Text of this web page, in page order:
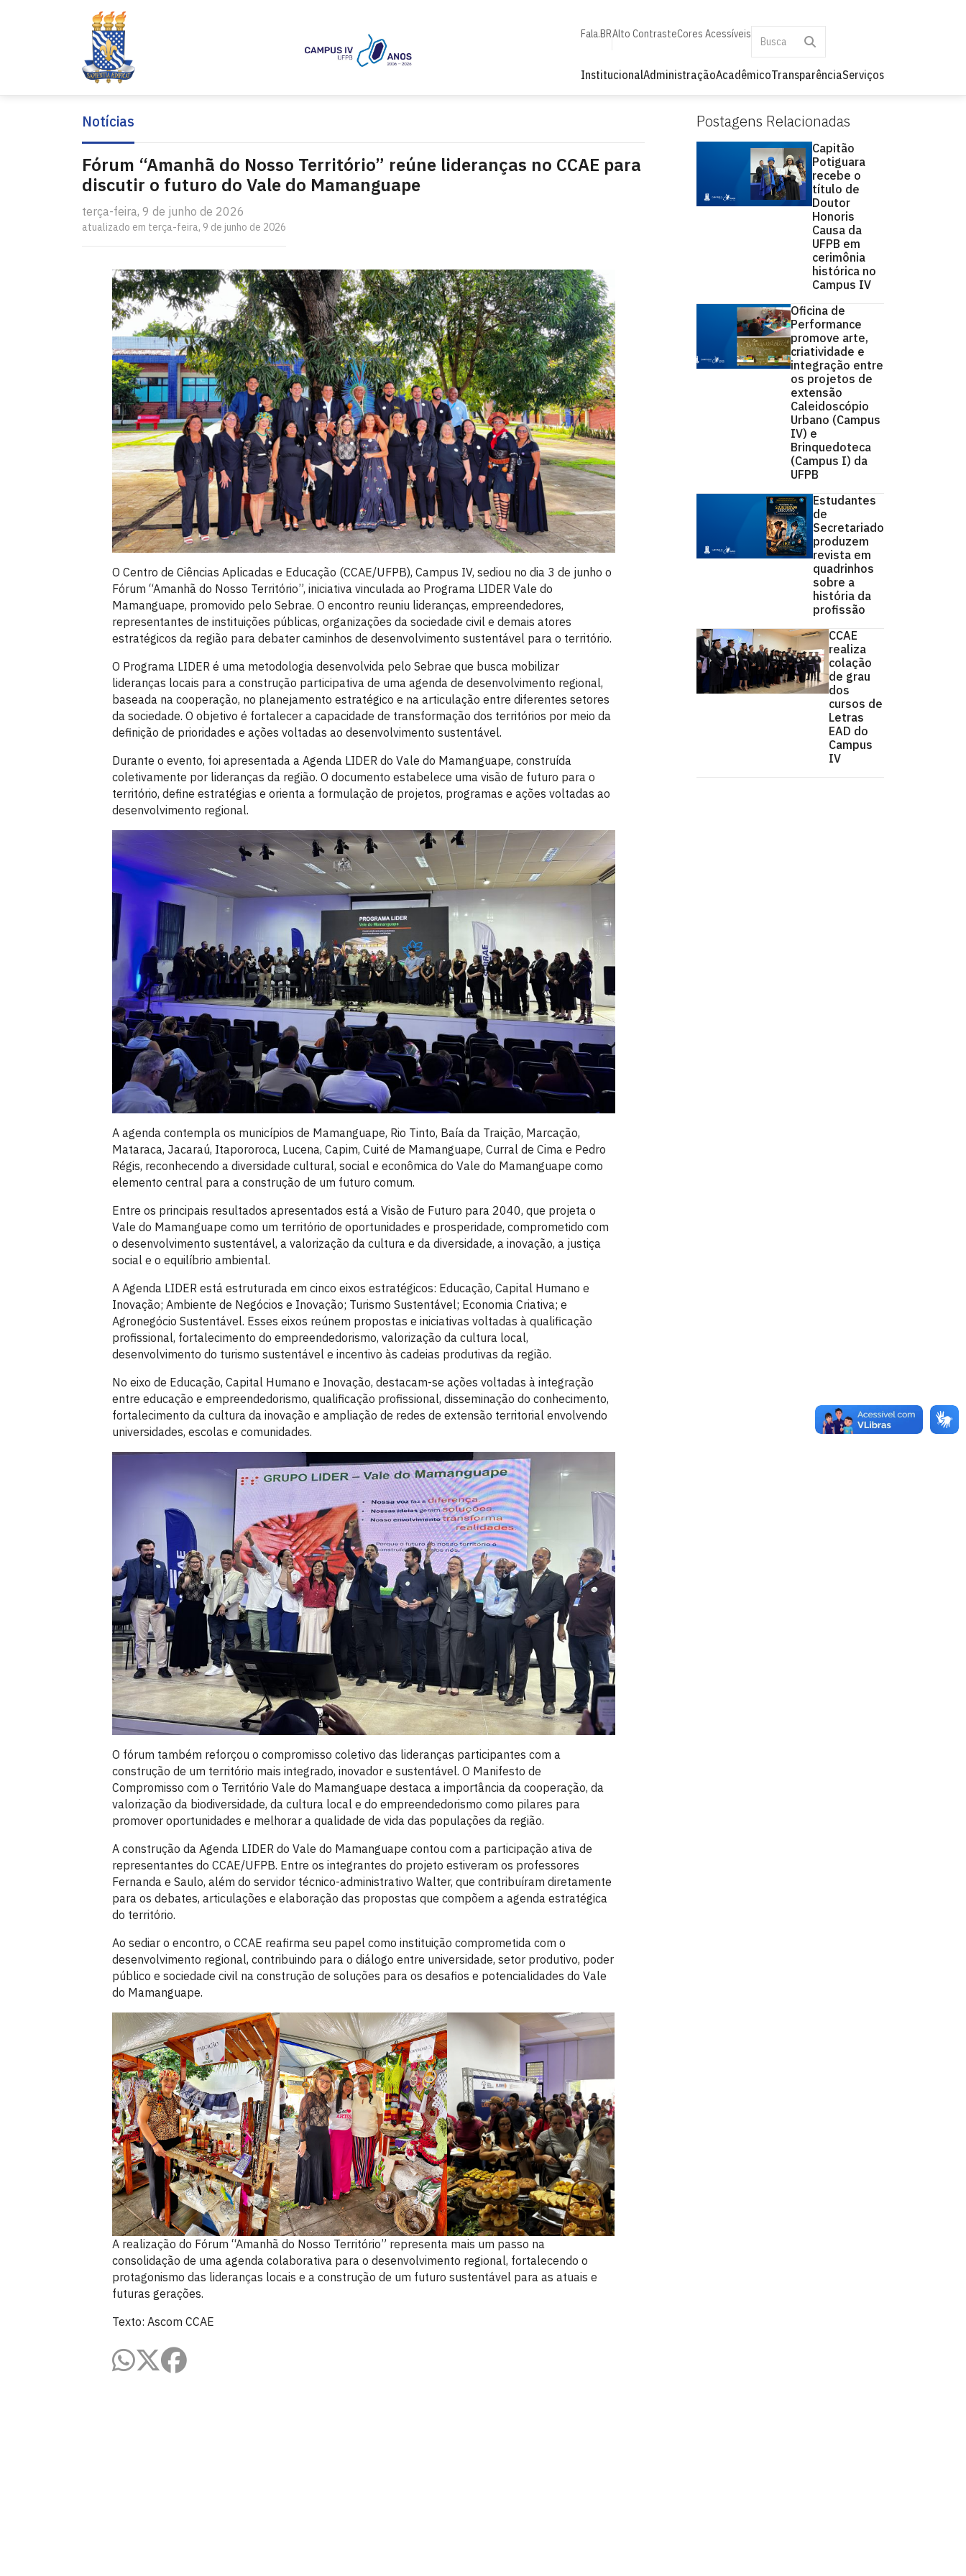
Fala.BRAlto ContrasteCores Acessíveis
InstitucionalAdministraçãoAcadêmicoTransparênciaServiços
Postagens Relacionadas
Capitão
Potiguara
recebe o
título de
Doutor
Honoris
Causa da
UFPB em
cerimônia
histórica no
Campus IV
Oficina de
Performance
promove arte,
criatividade e
integração entre
os projetos de
extensão
Caleidoscópio
Urbano (Campus
IV) e
Brinquedoteca
(Campus I) da
UFPB
Estudantes
de
Secretariado
produzem
revista em
quadrinhos
sobre a
história da
profissão
CCAE
realiza
colação
de grau
dos
cursos de
Letras
EAD do
Campus
IV
Notícias
Fórum “Amanhã do Nosso Território” reúne lideranças no CCAE para
discutir o futuro do Vale do Mamanguape
terça-feira, 9 de junho de 2026
atualizado em terça-feira, 9 de junho de 2026
O Centro de Ciências Aplicadas e Educação (CCAE/UFPB), Campus IV, sediou no dia 3 de junho o
Fórum “Amanhã do Nosso Território”, iniciativa vinculada ao Programa LIDER Vale do
Mamanguape, promovido pelo Sebrae. O encontro reuniu lideranças, empreendedores,
representantes de instituições públicas, organizações da sociedade civil e demais atores
estratégicos da região para debater caminhos de desenvolvimento sustentável para o território.
O Programa LIDER é uma metodologia desenvolvida pelo Sebrae que busca mobilizar
lideranças locais para a construção participativa de uma agenda de desenvolvimento regional,
baseada na cooperação, no planejamento estratégico e na articulação entre diferentes setores
da sociedade. O objetivo é fortalecer a capacidade de transformação dos territórios por meio da
definição de prioridades e ações voltadas ao desenvolvimento sustentável.
Durante o evento, foi apresentada a Agenda LIDER do Vale do Mamanguape, construída
coletivamente por lideranças da região. O documento estabelece uma visão de futuro para o
território, define estratégias e orienta a formulação de projetos, programas e ações voltadas ao
desenvolvimento regional.
A agenda contempla os municípios de Mamanguape, Rio Tinto, Baía da Traição, Marcação,
Mataraca, Jacaraú, Itapororoca, Lucena, Capim, Cuité de Mamanguape, Curral de Cima e Pedro
Régis, reconhecendo a diversidade cultural, social e econômica do Vale do Mamanguape como
elemento central para a construção de um futuro comum.
Entre os principais resultados apresentados está a Visão de Futuro para 2040, que projeta o
Vale do Mamanguape como um território de oportunidades e prosperidade, comprometido com
o desenvolvimento sustentável, a valorização da cultura e da diversidade, a inovação, a justiça
social e o equilíbrio ambiental.
A Agenda LIDER está estruturada em cinco eixos estratégicos: Educação, Capital Humano e
Inovação; Ambiente de Negócios e Inovação; Turismo Sustentável; Economia Criativa; e
Agronegócio Sustentável. Esses eixos reúnem propostas e iniciativas voltadas à qualificação
profissional, fortalecimento do empreendedorismo, valorização da cultura local,
desenvolvimento do turismo sustentável e incentivo às cadeias produtivas da região.
No eixo de Educação, Capital Humano e Inovação, destacam-se ações voltadas à integração
entre educação e empreendedorismo, qualificação profissional, disseminação do conhecimento,
fortalecimento da cultura da inovação e ampliação de redes de extensão territorial envolvendo
universidades, escolas e comunidades.
O fórum também reforçou o compromisso coletivo das lideranças participantes com a
construção de um território mais integrado, inovador e sustentável. O Manifesto de
Compromisso com o Território Vale do Mamanguape destaca a importância da cooperação, da
valorização da biodiversidade, da cultura local e do empreendedorismo como pilares para
promover oportunidades e melhorar a qualidade de vida das populações da região.
A construção da Agenda LIDER do Vale do Mamanguape contou com a participação ativa de
representantes do CCAE/UFPB. Entre os integrantes do projeto estiveram os professores
Fernanda e Saulo, além do servidor técnico-administrativo Walter, que contribuíram diretamente
para os debates, articulações e elaboração das propostas que compõem a agenda estratégica
do território.
Ao sediar o encontro, o CCAE reafirma seu papel como instituição comprometida com o
desenvolvimento regional, contribuindo para o diálogo entre universidade, setor produtivo, poder
público e sociedade civil na construção de soluções para os desafios e potencialidades do Vale
do Mamanguape.
A realização do Fórum “Amanhã do Nosso Território” representa mais um passo na
consolidação de uma agenda colaborativa para o desenvolvimento regional, fortalecendo o
protagonismo das lideranças locais e a construção de um futuro sustentável para as atuais e
futuras gerações.
Texto: Ascom CCAE